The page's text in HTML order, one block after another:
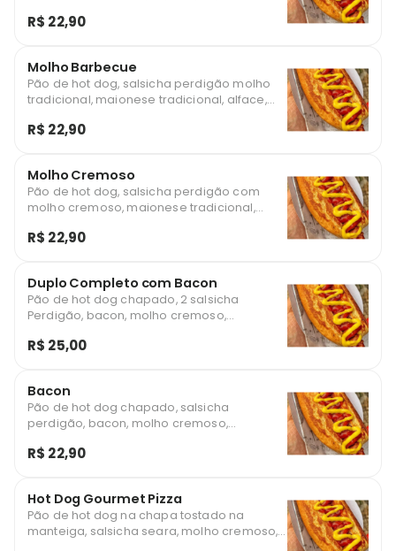
palha.
R$ 22,90
Molho Barbecue
Pão de hot dog, salsicha perdigão molho
tradicional, maionese tradicional, alface,
R$ 22,90
Molho Cremoso
Pão de hot dog, salsicha perdigão com
molho cremoso, maionese tradicional,
palha.
R$ 22,90
Duplo Completo com Bacon
Pão de hot dog chapado, 2 salsicha
Perdigão, bacon, molho cremoso,
mussarela e batata palha.
R$ 25,00
Bacon
Pão de hot dog chapado, salsicha
perdigão, bacon, molho cremoso,
mussarela e batata palha.
R$ 22,90
Hot Dog Gourmet Pizza
Pão de hot dog na chapa tostado na
manteiga, salsicha seara, molho cremoso,